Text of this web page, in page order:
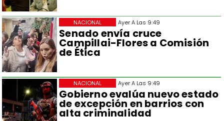
Ayer A Las 9:49
Senado envía cruce
Campillai-Flores a Comisión
de Ética
NACIONAL
Ayer A Las 9:49
Gobierno evalúa nuevo estado
de excepción en barrios con
alta criminalidad
NACIONAL